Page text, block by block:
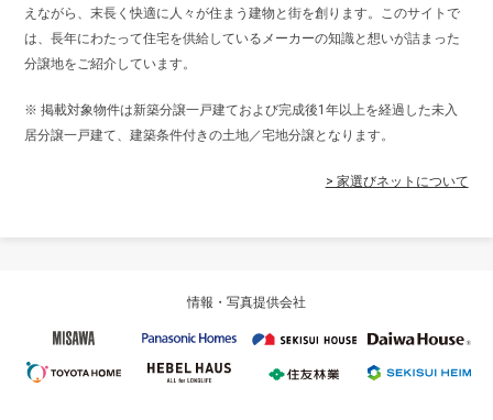
えながら、末長く快適に人々が住まう建物と街を創ります。このサイトで
は、長年にわたって住宅を供給しているメーカーの知識と想いが詰まった
分譲地をご紹介しています。
※ 掲載対象物件は新築分譲一戸建ておよび完成後1年以上を経過した未入
居分譲一戸建て、建築条件付きの土地／宅地分譲となります。
> 家選びネットについて
情報・写真提供会社